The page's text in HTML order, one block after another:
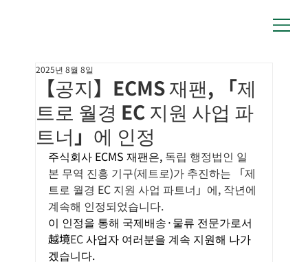
【공지】ECMS 재팬, 「제
트로 월경 EC 지원 사업 파
트너」에 인정
2025년 8월 8일
주식회사 ECMS 재팬은, 독립 행정법인 일
본 무역 진흥 기구(제트로)가 추진하는 「제
트로 월경 EC 지원 사업 파트너」에, 작년에
계속해 인정되었습니다.
이 인정을 통해 국제배송·물류 전문가로서
越境EC사업자 여러분을 계속 지원해 나가
겠습니다.